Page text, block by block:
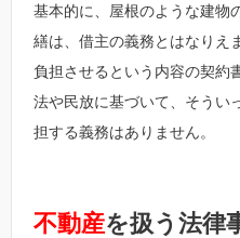
基本的に、屋根のような建物
繕は、借主の義務とはなりえ
負担させるという内容の契約
法や民放に基づいて、そうい
担する義務はありません。
不動産を扱う法律